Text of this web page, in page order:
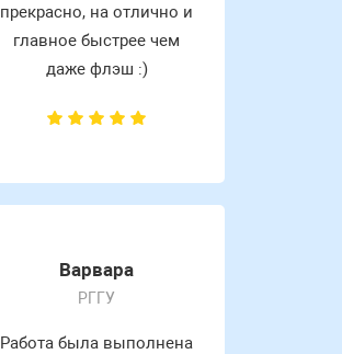
прекрасно, на отлично и
главное быстрее чем
даже флэш :)
Варвара
РГГУ
Работа была выполнена